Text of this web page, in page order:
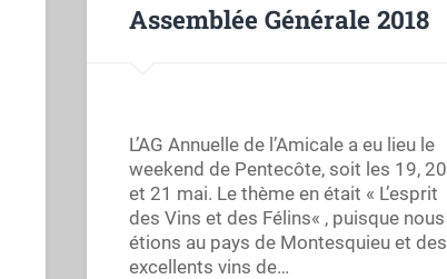
Assemblée Générale 2018
L’AG Annuelle de l’Amicale a eu lieu le
weekend de Pentecôte, soit les 19, 20
et 21 mai. Le thème en était « L’esprit
des Vins et des Félins« , puisque nous
étions au pays de Montesquieu et des
excellents vins de…